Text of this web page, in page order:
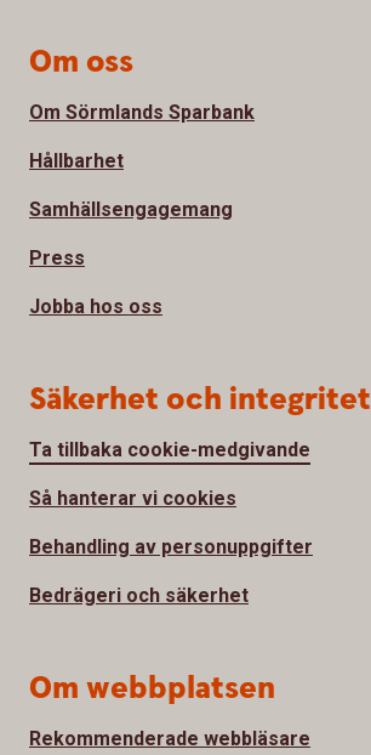
Om oss
Om Sörmlands Sparbank
Hållbarhet
Samhällsengagemang
Press
Jobba hos oss
Säkerhet och integritet
Ta tillbaka cookie-medgivande
Så hanterar vi cookies
Behandling av personuppgifter
Bedrägeri och säkerhet
Om webbplatsen
Rekommenderade webbläsare